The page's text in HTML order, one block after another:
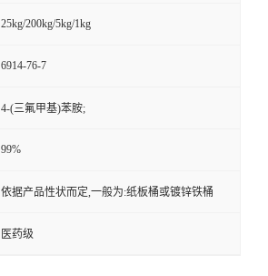
25kg/200kg/5kg/1kg
6914-76-7
4-(三氟甲基)苯胺;
99%
依据产品性状而定,一般为:纸板桶或镀锌铁桶
医药级